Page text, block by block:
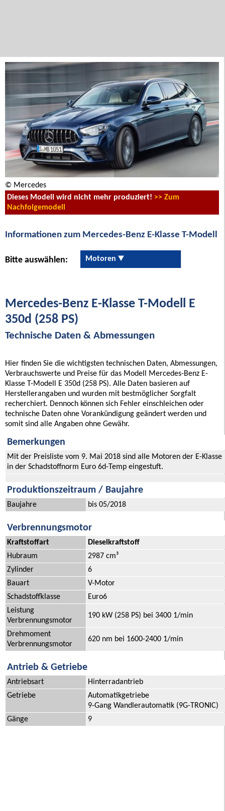
© Mercedes
Dieses Modell wird nicht mehr produziert! >> Zum
Nachfolgemodell
Informationen zum Mercedes-Benz E-Klasse T-Modell
Bitte auswählen: Motoren
Mercedes-Benz E-Klasse T-Modell E
350d (258 PS)
Technische Daten & Abmessungen
Hier finden Sie die wichtigsten technischen Daten, Abmessungen,
Verbrauchswerte und Preise für das Modell Mercedes-Benz E-
Klasse T-Modell E 350d (258 PS). Alle Daten basieren auf
Herstellerangaben und wurden mit bestmöglicher Sorgfalt
recherchiert. Dennoch können sich Fehler einschleichen oder
technische Daten ohne Vorankündigung geändert werden und
somit sind alle Angaben ohne Gewähr.
Bemerkungen
Mit der Preisliste vom 9. Mai 2018 sind alle Motoren der E-Klasse
in der Schadstoffnorm Euro 6d-Temp eingestuft.
Produktionszeitraum / Baujahre
Baujahre bis 05/2018
Verbrennungsmotor
Kraftstoffart
Dieselkraftstoff
Hubraum
2987 cm³
Zylinder
6
Bauart
V-Motor
Schadstoffklasse
Euro6
Leistung
Verbrennungsmotor
190 kW (258 PS) bei 3400 1/min
Drehmoment
Verbrennungsmotor
620 nm bei 1600-2400 1/min
Antrieb & Getriebe
Antriebsart
Hinterradantrieb
Getriebe
Automatikgetriebe
9-Gang Wandlerautomatik (9G-TRONIC)
Gänge
9